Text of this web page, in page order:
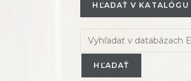
HĽADAŤ V KATALÓGU